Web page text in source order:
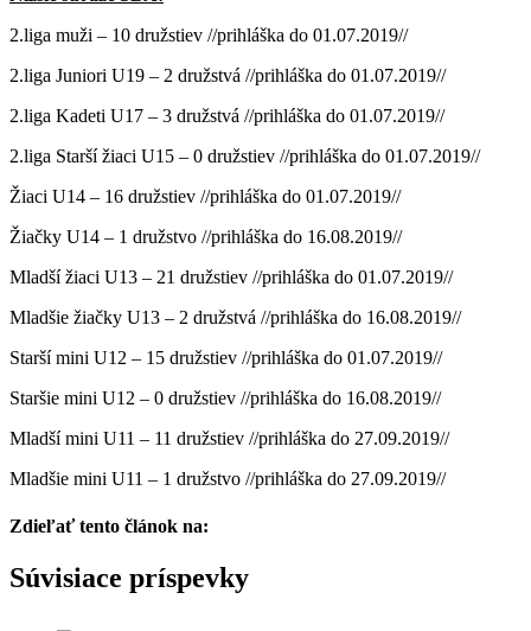
2.liga muži – 10 družstiev //prihláška do 01.07.2019//
2.liga Juniori U19 – 2 družstvá //prihláška do 01.07.2019//
2.liga Kadeti U17 – 3 družstvá //prihláška do 01.07.2019//
2.liga Starší žiaci U15 – 0 družstiev //prihláška do 01.07.2019//
Žiaci U14 – 16 družstiev //prihláška do 01.07.2019//
Žiačky U14 – 1 družstvo //prihláška do 16.08.2019//
Mladší žiaci U13 – 21 družstiev //prihláška do 01.07.2019//
Mladšie žiačky U13 – 2 družstvá //prihláška do 16.08.2019//
Starší mini U12 – 15 družstiev //prihláška do 01.07.2019//
Staršie mini U12 – 0 družstiev //prihláška do 16.08.2019//
Mladší mini U11 – 11 družstiev //prihláška do 27.09.2019//
Mladšie mini U11 – 1 družstvo //prihláška do 27.09.2019//
Zdieľať tento článok na:
Facebook
Twitter
Súvisiace príspevky